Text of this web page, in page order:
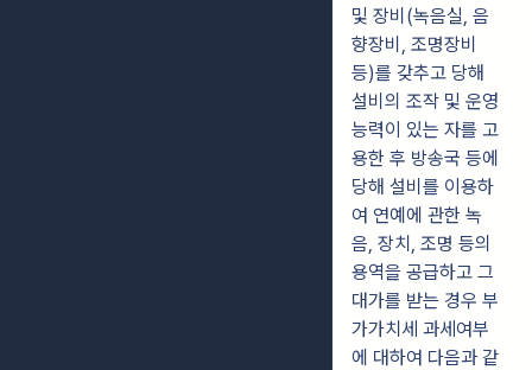
및 장비(녹음실, 음
향장비, 조명장비
등)를 갖추고 당해
설비의 조작 및 운영
능력이 있는 자를 고
용한 후 방송국 등에
당해 설비를 이용하
여 연예에 관한 녹
음, 장치, 조명 등의
용역을 공급하고 그
대가를 받는 경우 부
가가치세 과세여부
에 대하여 다음과 같